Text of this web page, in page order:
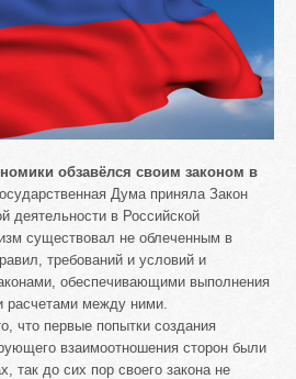
обзавёлся своим законом в
Дума приняла Закон
деятельности в Российской
существовал не облеченным в
требований и условий и
обеспечивающими выполнения
расчетами между ними.
что первые попытки создания
взаимоотношения сторон были
так до сих пор своего закона не